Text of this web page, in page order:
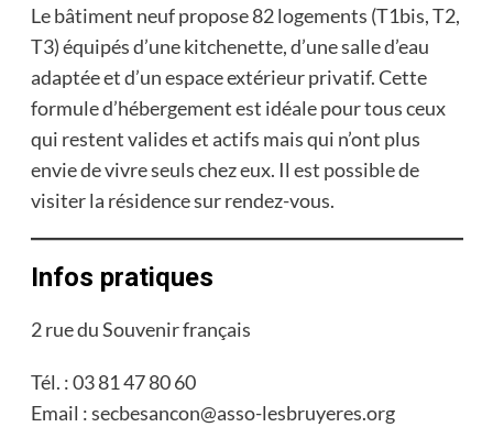
Le bâtiment neuf propose 82 logements (T1bis, T2,
T3) équipés d’une kitchenette, d’une salle d’eau
adaptée et d’un espace extérieur privatif. Cette
formule d’hébergement est idéale pour tous ceux
qui restent valides et actifs mais qui n’ont plus
envie de vivre seuls chez eux. Il est possible de
visiter la résidence sur rendez-vous.
Infos pratiques
2 rue du Souvenir français
Tél. : 03 81 47 80 60
Email : secbesancon@asso-lesbruyeres.org